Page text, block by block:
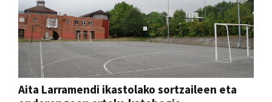
Aita Larramendi ikastolako sortzaileen eta